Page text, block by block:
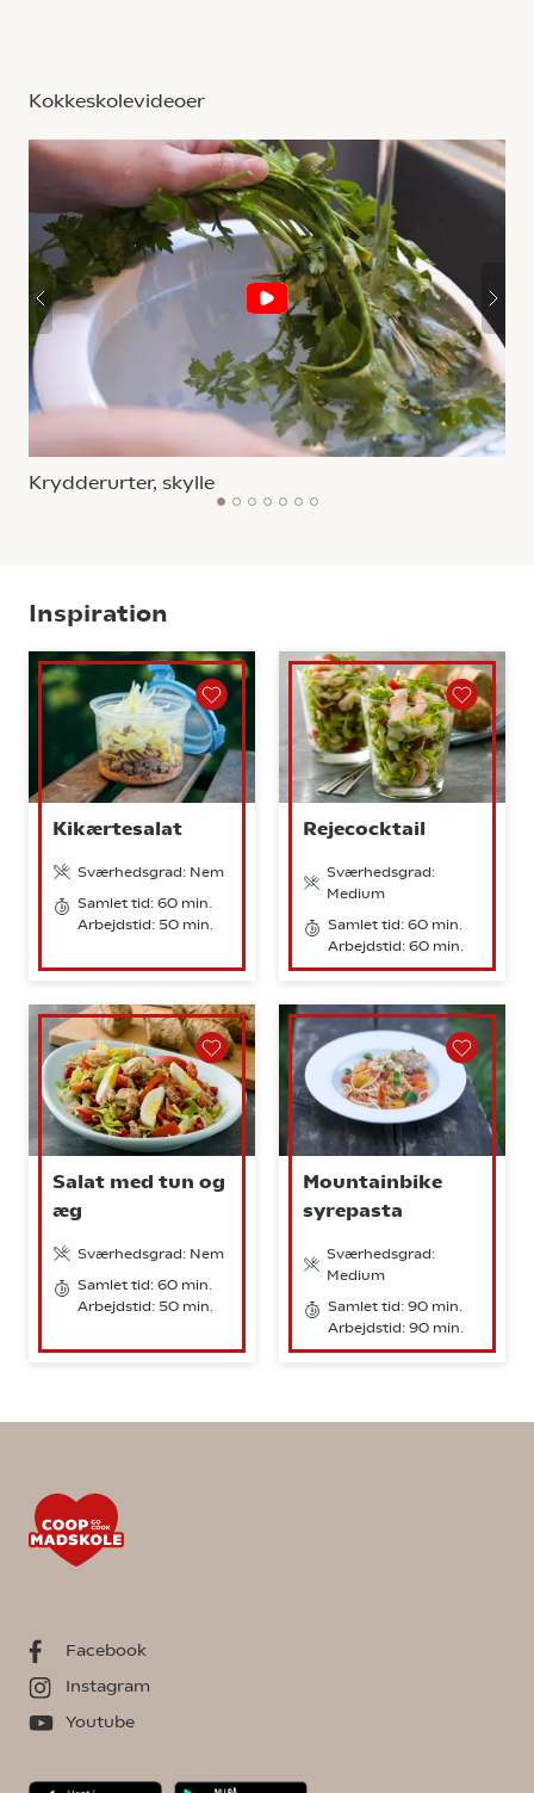
Kokkeskolevideoer
Krydderurter, skylle
1 2 3 4 5 6 7
Inspiration
Kikærtesalat
Sværhedsgrad: Nem
Samlet tid: 60 min.
Arbejdstid: 50 min.
Rejecocktail
Sværhedsgrad:
Medium
Samlet tid: 60 min.
Arbejdstid: 60 min.
Salat med tun og
æg
Sværhedsgrad: Nem
Samlet tid: 60 min.
Arbejdstid: 50 min.
Mountainbike
syrepasta
Sværhedsgrad:
Medium
Samlet tid: 90 min.
Arbejdstid: 90 min.
Facebook
Instagram
Youtube